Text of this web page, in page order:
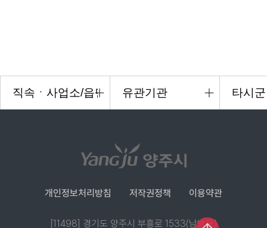
개인정보처리방침 저작권정책 이용약관
[11498] 경기도 양주시 부흥로 1533(남방동)